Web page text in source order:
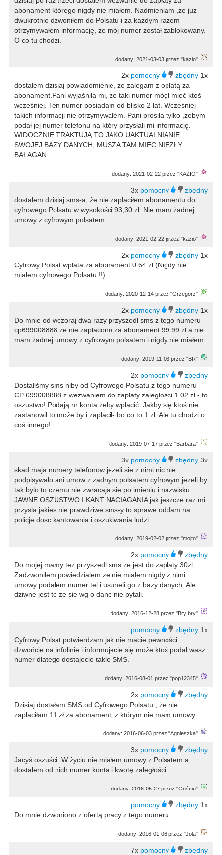
abonament którego nigdy nie miałem. Nadmieniam ,że już
dwukrotnie dzwoniłem do Polsatu i za każdym razem
otrzymywałem informację, że mój numer został zablokowany.
O co tu chodzi.
dodany: 2021-03-03 przez "kazio"
2x
1x
dostałem dzisiaj powiadomienie, że zalegam z opłatą za
abonament.Pani wyjaśniła mi, że taki numer mógł mieć ktoś
wcześniej. Ten numer posiadam od blisko 2 lat. Wcześniej
takich informacji nie otrzymywałem. Pani prosiła tylko ,zebym
podał jej numer telefonu na który przysłali mi informację.
WIDOCZNIE TRAKTUJĄ TO JAKO UAKTUALNIANIE
SWOJEJ BAZY DANYCH, MUSZA TAM MIEC NIEZŁY
BAŁAGAN.
dodany: 2021-02-22 przez "KAZIO"
3x
dostałem dzisiaj sms-a, że nie zapłaciłem abonamentu do
cyfrowego Polsatu w wysokości 93,30 zł. Nie mam żadnej
umowy z cyfrowym polsatem
dodany: 2021-02-22 przez "kazio"
2x
1x
Cyfrowy Polsat wpłata za abonament 0.64 zł (Nigdy nie
miałem cyfrowego Polsatu !!)
dodany: 2020-12-14 przez "Grzegorz"
2x
1x
Do mnie od wczoraj dwa razy przyszedł sms z tego numeru
cp699008888 że nie zapłacono za abonament 99.99 zł.a nie
mam żadnej umowy z cyfrowym polsatem i nigdy nie miałem.
dodany: 2019-11-03 przez "BR"
2x
Dostaliśmy sms niby od Cyfrowego Polsatu z tego numeru
CP 699008888 z wezwaniem do zapłaty zaległości 1.02 zł - to
oszustwo! Podają nr konta żeby wpłacić. Jakby się ktoś nie
zastanowił to może by i zapłacił- bo co to 1 zł. Ale tu chodzi o
coś innego!
dodany: 2019-07-17 przez "Barbara"
3x
3x
skad maja numery telefonow jezeli sie z nimi nic nie
podpisywalo ani umow z zadnym polsatem cyfrowym jezeli by
tak bylo to czemu nie zwracaja sie po imieniu i nazwisku
JAWNE OSZUSTWO I KANT NACIAGANIA jak jeszcze raz mi
przysla jakies nie prawdziwe sms-y to sprawe oddam na
policje dosc kantowania i oszukiwania ludzi
dodany: 2019-02-02 przez "mojto"
2x
Do mojej mamy tez przyszedl sms ze jest do zaplaty 30zl.
Zadzwonilem powiedzialem ze nie mialem nigdy z nimi
umowy podalem numer tel i usuneli go z bazy danych. Ale
dziwne jest to ze sie wg o dane nie pytali.
dodany: 2016-12-28 przez "Bry bry"
1x
Cyfrowy Polsat potwierdzam jak nie macie pewności
dzwońcie na infolinie i informujecie się może ktoś podał wasz
numer dlatego dostajecie takie SMS.
dodany: 2016-08-01 przez "pop12345"
2x
Dzisiaj dostałam SMS od Cyfrowego Polsatu , że nie
zapłaciłam 11 zł za abonament, z którym nie mam umowy.
dodany: 2016-06-03 przez "Agnieszka"
3x
Jacyś oszuści. W życiu nie miałem umowy z Polsatem a
dostałem od nich numer konta i kwotę zaległości
dodany: 2016-05-27 przez "Gościu"
1x
Do mnie dzwoniono z ofertą pracy z tego numeru.
dodany: 2016-01-06 przez "Jola"
7x